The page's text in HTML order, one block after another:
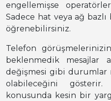
engellemişse
Sadece hat veya ağ bazlı
öğrenebilirsiniz.
Telefon görüşmelerinizin
beklenmedik mesajlar
değişmesi gibi durumlar
olabileceğini gösterir.
konusunda kesin bir